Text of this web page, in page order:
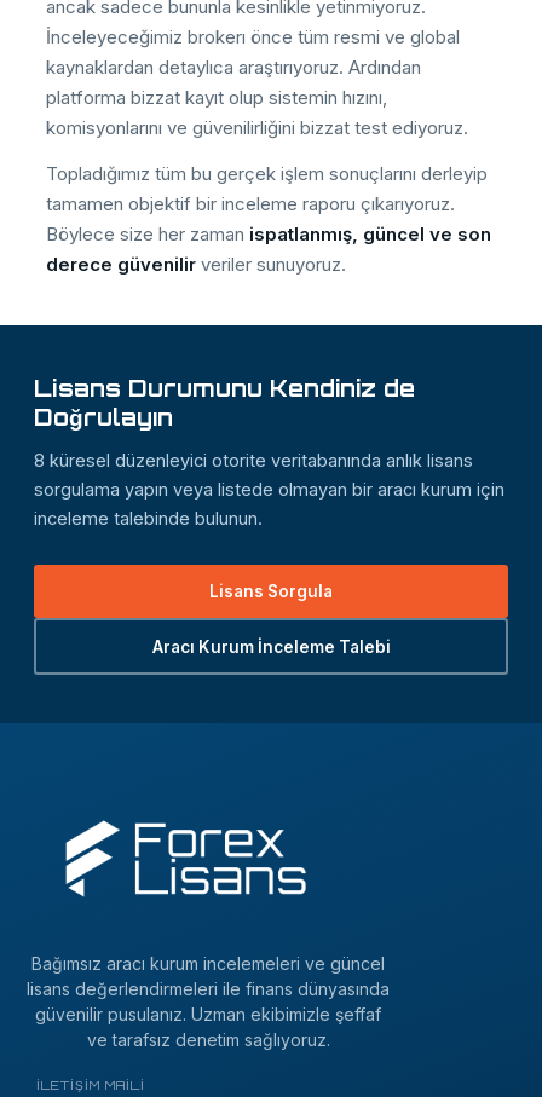
ancak sadece bununla kesinlikle yetinmiyoruz.
İnceleyeceğimiz brokerı önce tüm resmi ve global
kaynaklardan detaylıca araştırıyoruz. Ardından
platforma bizzat kayıt olup sistemin hızını,
komisyonlarını ve güvenilirliğini bizzat test ediyoruz.
Topladığımız tüm bu gerçek işlem sonuçlarını derleyip
tamamen objektif bir inceleme raporu çıkarıyoruz.
Böylece size her zaman ispatlanmış, güncel ve son
derece güvenilir veriler sunuyoruz.
Lisans Durumunu Kendiniz de
Doğrulayın
8 küresel düzenleyici otorite veritabanında anlık lisans
sorgulama yapın veya listede olmayan bir aracı kurum için
inceleme talebinde bulunun.
Lisans Sorgula
Aracı Kurum İnceleme Talebi
Bağımsız aracı kurum incelemeleri ve güncel
lisans değerlendirmeleri ile finans dünyasında
güvenilir pusulanız. Uzman ekibimizle şeffaf
ve tarafsız denetim sağlıyoruz.
İLETIŞIM MAILI